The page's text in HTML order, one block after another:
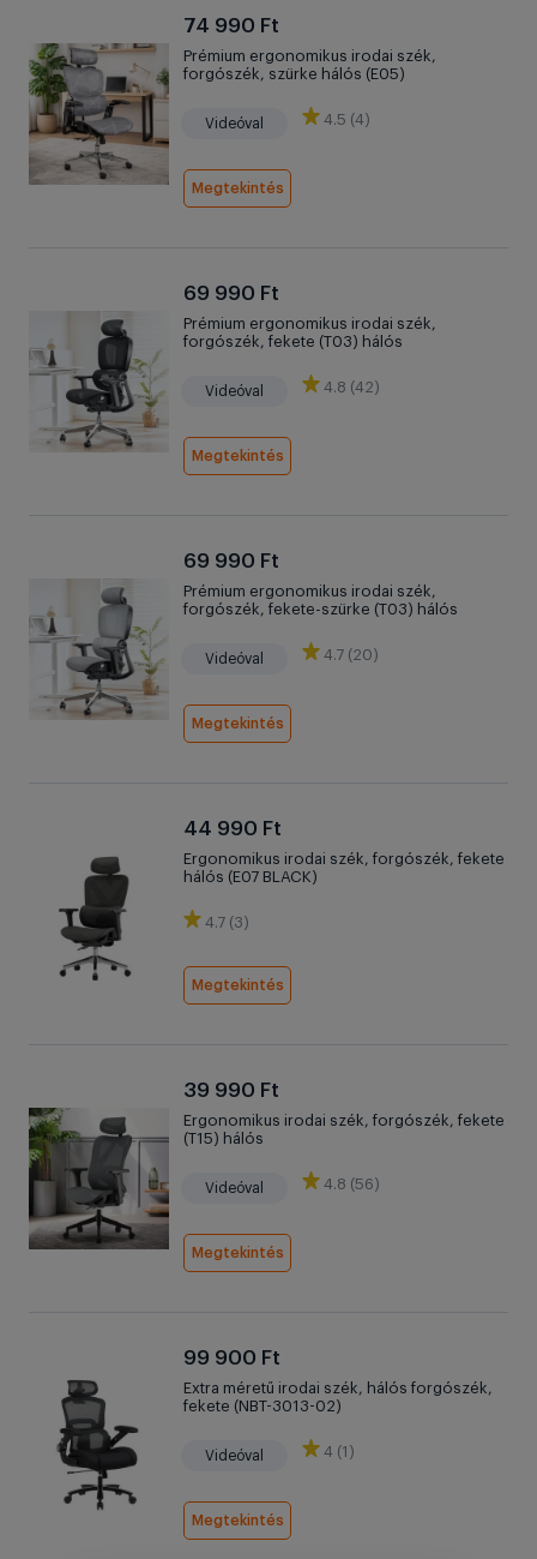
74 990 Ft
Prémium ergonomikus irodai szék,
forgószék, szürke hálós (E05)
Videóval 4.5 (4)
Megtekintés
69 990 Ft
Prémium ergonomikus irodai szék,
forgószék, fekete (T03) hálós
Videóval 4.8 (42)
Megtekintés
69 990 Ft
Prémium ergonomikus irodai szék,
forgószék, fekete-szürke (T03) hálós
Videóval 4.7 (20)
Megtekintés
44 990 Ft
Ergonomikus irodai szék, forgószék, fekete
hálós (E07 BLACK)
4.7 (3)
Megtekintés
39 990 Ft
Ergonomikus irodai szék, forgószék, fekete
(T15) hálós
Videóval 4.8 (56)
Megtekintés
99 900 Ft
Extra méretű irodai szék, hálós forgószék,
fekete (NBT-3013-02)
Videóval 4 (1)
Megtekintés